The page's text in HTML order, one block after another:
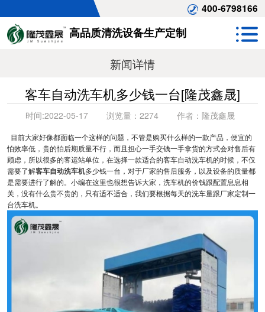
400-6798166
高品质清洗设备生产定制
新闻详情
客车自动洗车机多少钱一台[隆茂鑫晟]
时间:2022-05-17 浏览量： 2274 作者： 隆茂鑫晟
目前大家好像都面临一个这样的问题，不管是购买什么样的一款产品，便宜的
怕效率低，贵的怕后期质量不行，而且担心一手交钱一手拿货的方式会对售后有
顾虑，所以很多的客运站单位，在选择一款适合的客车自动洗车机的时候，不仅
需要了解客车自动洗车机多少钱一台，对于厂家的售后服务，以及设备的质量都
是需要进行了解的。小编在这里也很想告诉大家，洗车机的价钱跟配置息息相
关，没有什么贵不贵的，只有适不适合，我们要根据每天的洗车量跟厂家定制一
台洗车机。